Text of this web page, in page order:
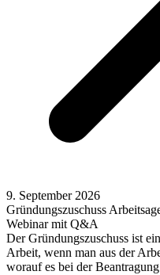
9. September 2026
Gründungszuschuss
Webinar mit Q&A
Der Gründungszuschuss ist
Arbeit, wenn man aus der
worauf es bei der